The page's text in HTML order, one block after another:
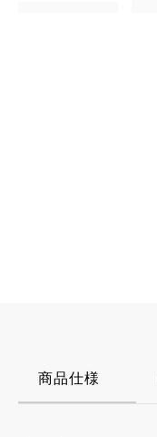
商品仕様